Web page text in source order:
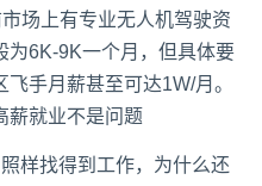
场上有专业无人机驾驶资
为6K-9K一个月，但具体要
手月薪甚至可达1W/月。
薪就业不是问题
样找得到工作，为什么还